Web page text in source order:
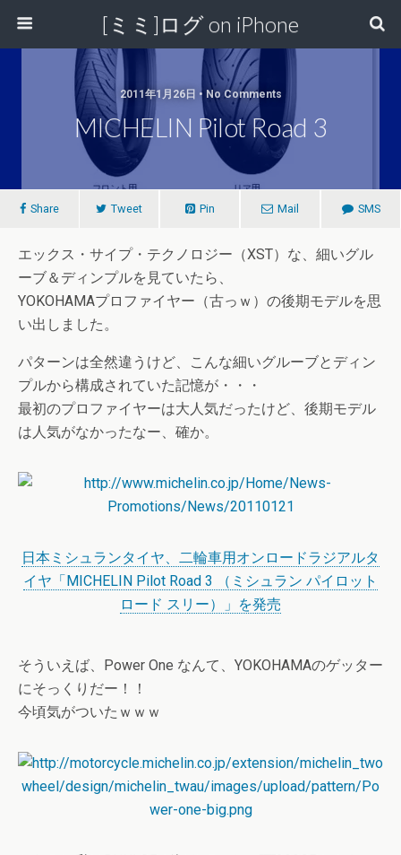
[ミミ]ログ on iPhone
2011年1月26日 • No Comments
MICHELIN Pilot Road 3
Share Tweet Pin Mail SMS
エックス・サイプ・テクノロジー（XST）な、細いグル
ーブ＆ディンプルを見ていたら、
YOKOHAMAプロファイヤー（古っｗ）の後期モデルを思
い出しました。
パターンは全然違うけど、こんな細いグルーブとディン
プルから構成されていた記憶が・・・
最初のプロファイヤーは大人気だったけど、後期モデル
は人気がなかったなー、確か。
日本ミシュランタイヤ、二輪車用オンロードラジアルタ
イヤ「MICHELIN Pilot Road 3 （ミシュラン パイロット
ロード スリー）」を発売
そういえば、Power One なんて、YOKOHAMAのゲッター
にそっくりだー！！
今頃気がついたｗｗｗ